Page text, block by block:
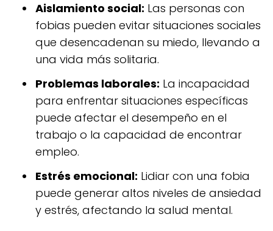
Aislamiento social: Las personas con
fobias pueden evitar situaciones sociales
que desencadenan su miedo, llevando a
una vida más solitaria.
Problemas laborales: La incapacidad
para enfrentar situaciones específicas
puede afectar el desempeño en el
trabajo o la capacidad de encontrar
empleo.
Estrés emocional: Lidiar con una fobia
puede generar altos niveles de ansiedad
y estrés, afectando la salud mental.